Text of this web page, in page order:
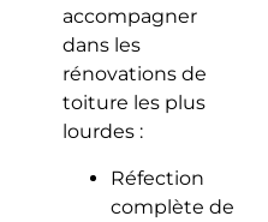
accompagner
dans les
rénovations de
toiture les plus
lourdes :
Réfection
complète de